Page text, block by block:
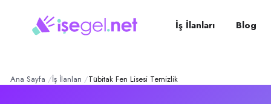
Fen Lisesi Temizlik
TÜBİTAK Fen Lisesi Temizlik, Çayırova, Kocaeli bölgesinde okul
pozisyonlar
Temizlik Personeli
İş İlanları Blog
Ana Sayfa İş İlanları Tübitak Fen Lisesi Temizlik